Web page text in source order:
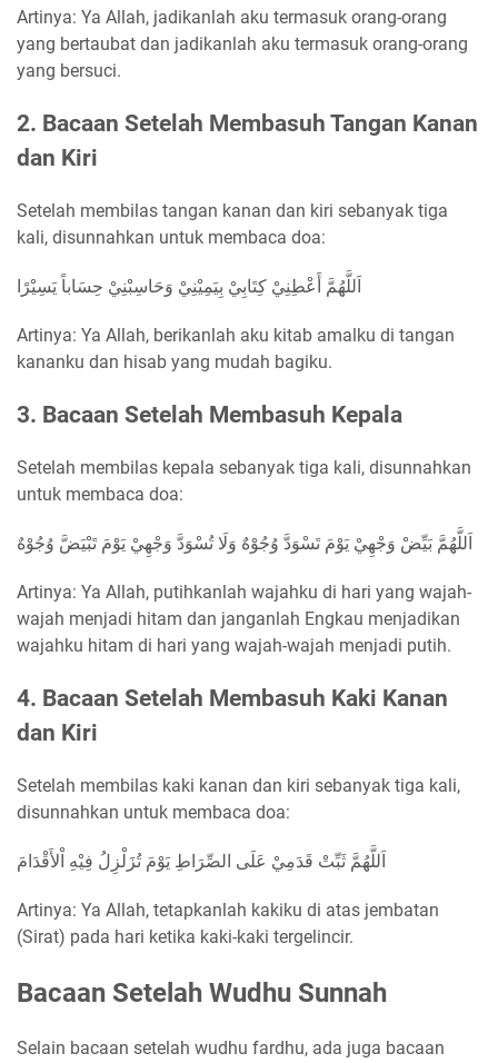
Artinya: Ya Allah, jadikanlah aku termasuk orang-orang
yang bertaubat dan jadikanlah aku termasuk orang-orang
yang bersuci.
2. Bacaan Setelah Membasuh Tangan Kanan
dan Kiri
Setelah membilas tangan kanan dan kiri sebanyak tiga
kali, disunnahkan untuk membaca doa:
اَللَّهُمَّ أَعْطِنِيْ كِتَابِيْ بِيَمِيْنِيْ وَحَاسِبْنِيْ حِسَاباً يَسِيْرًا
Artinya: Ya Allah, berikanlah aku kitab amalku di tangan
kananku dan hisab yang mudah bagiku.
3. Bacaan Setelah Membasuh Kepala
Setelah membilas kepala sebanyak tiga kali, disunnahkan
untuk membaca doa:
اَللَّهُمَّ بَيِّضْ وَجْهِيْ يَوْمَ تَسْوَدَّ وُجُوْهٌ وَلَا تُسْوَدَّ وَجْهِيْ يَوْمَ تَبْيَضَّ وُجُوْهٌ
Artinya: Ya Allah, putihkanlah wajahku di hari yang wajah-
wajah menjadi hitam dan janganlah Engkau menjadikan
wajahku hitam di hari yang wajah-wajah menjadi putih.
4. Bacaan Setelah Membasuh Kaki Kanan
dan Kiri
Setelah membilas kaki kanan dan kiri sebanyak tiga kali,
disunnahkan untuk membaca doa:
اَللَّهُمَّ ثَبِّتْ قَدَمِيْ عَلَى الصِّرَاطِ يَوْمَ تُزَلْزِلُ فِيْهِ اْلأَقْدَامَ
Artinya: Ya Allah, tetapkanlah kakiku di atas jembatan
(Sirat) pada hari ketika kaki-kaki tergelincir.
Bacaan Setelah Wudhu Sunnah
Selain bacaan setelah wudhu fardhu, ada juga bacaan